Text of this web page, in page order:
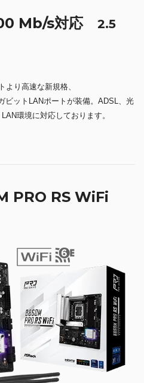
Mb/s対応 2.5
より高速な新規格、
ビットLANポートが装備。ADSL、光
環境に対応しております。
PRO RS WiFi